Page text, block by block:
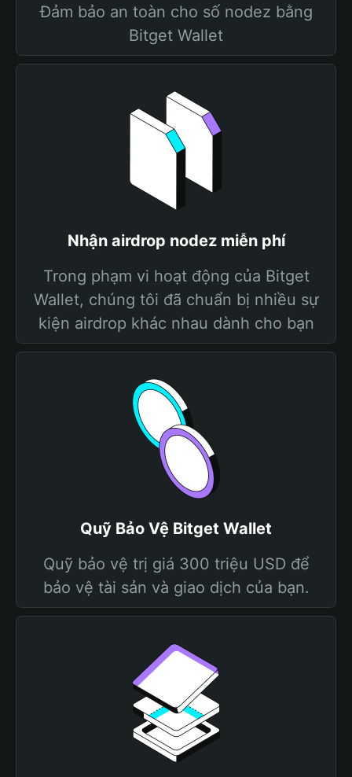
Đảm bảo an toàn cho số nodez bằng
Bitget Wallet
Nhận airdrop nodez miễn phí
Trong phạm vi hoạt động của Bitget
Wallet, chúng tôi đã chuẩn bị nhiều sự
kiện airdrop khác nhau dành cho bạn
Quỹ Bảo Vệ Bitget Wallet
Quỹ bảo vệ trị giá 300 triệu USD để
bảo vệ tài sản và giao dịch của bạn.